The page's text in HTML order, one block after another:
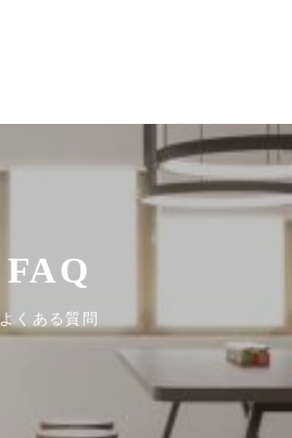
FAQ
よくある質問